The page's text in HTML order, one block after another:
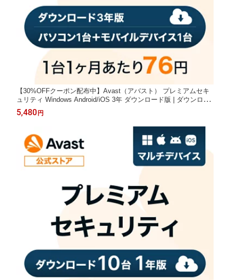
【30%OFFクーポン配布中】Avast（アバスト） プレミアムセキ
ュリティ Windows Android/iOS 3年 ダウンロード版 | ダウンロー
ド セキュリティソフト ウイルスソフト 送料無料 パソコン スマホ
アンチウイルス ウイルス対策 ウイルスソフト セキュリティ 個人
5,480 円